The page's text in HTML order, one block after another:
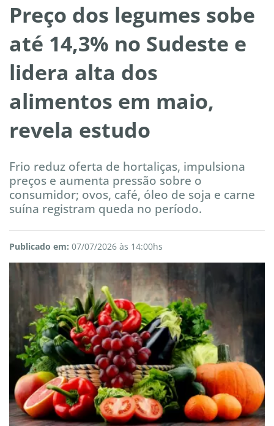
Preço dos legumes sobe
até 14,3% no Sudeste e
lidera alta dos
alimentos em maio,
revela estudo
Frio reduz oferta de hortaliças, impulsiona
preços e aumenta pressão sobre o
consumidor; ovos, café, óleo de soja e carne
suína registram queda no período.
Publicado em: 07/07/2026 às 14:00hs